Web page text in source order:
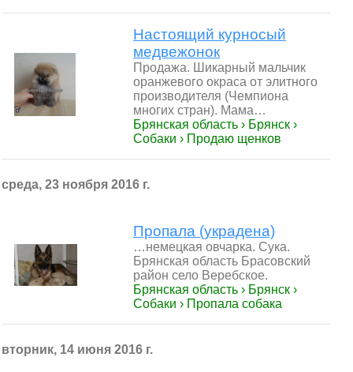
Настоящий курносый
медвежонок
Продажа. Шикарный мальчик
оранжевого окраса от элитного
производителя (Чемпиона
многих стран). Мама…
Брянская область › Брянск ›
Собаки › Продаю щенков
среда, 23 ноября 2016 г.
Пропала (украдена)
…немецкая овчарка. Сука.
Брянская область Брасовский
район село Веребское.
Брянская область › Брянск ›
Собаки › Пропала собака
вторник, 14 июня 2016 г.